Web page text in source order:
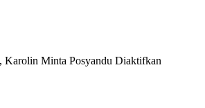
Karolin Minta Posyandu Diaktifkan